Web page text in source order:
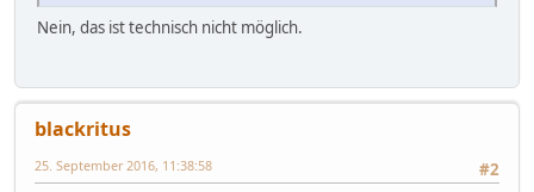
Nein, das ist technisch nicht möglich.
blackritus
#2
25. September 2016, 11:38:58